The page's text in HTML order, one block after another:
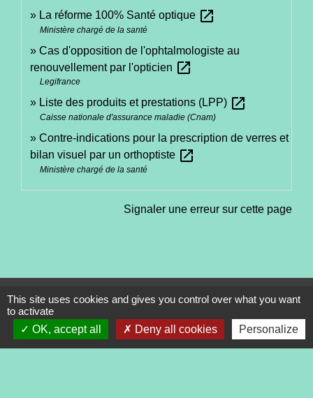
La réforme 100% Santé optique open_in_new
Ministère chargé de la santé
Cas d'opposition de l'ophtalmologiste au
renouvellement par l'opticien open_in_new
Legifrance
Liste des produits et prestations (LPP) open_in_new
Caisse nationale d'assurance maladie (Cnam)
Contre-indications pour la prescription de verres et
bilan visuel par un orthoptiste open_in_new
Ministère chargé de la santé
Signaler une erreur sur cette page
Contacts
Commune de Tréveneuc
2 place du Bourg
22410 Tréveneuc - FRANCE
This site uses cookies and gives you control over what you want
to activate
OK, accept all
Deny all cookies Personalize